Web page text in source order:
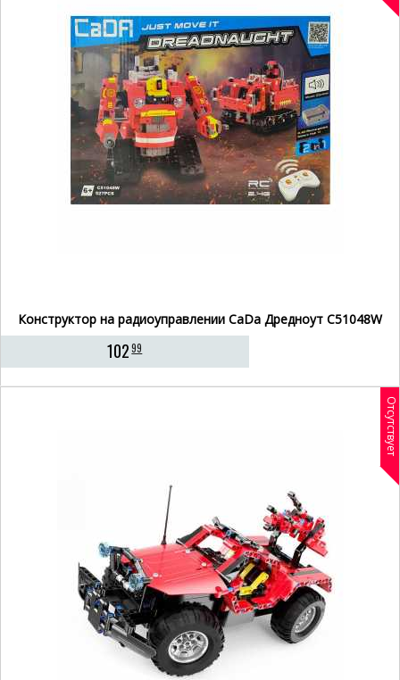
Конструктор на радиоуправлении CaDa Дредноут C51048W
10299
Отсутствует